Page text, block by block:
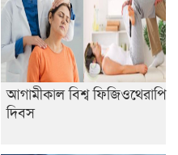
আবিদের
আগামীকাল বিশ্ব ফিজিওথেরাপি
দিবস